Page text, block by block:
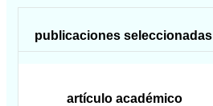
publicaciones seleccionadas
artículo académico